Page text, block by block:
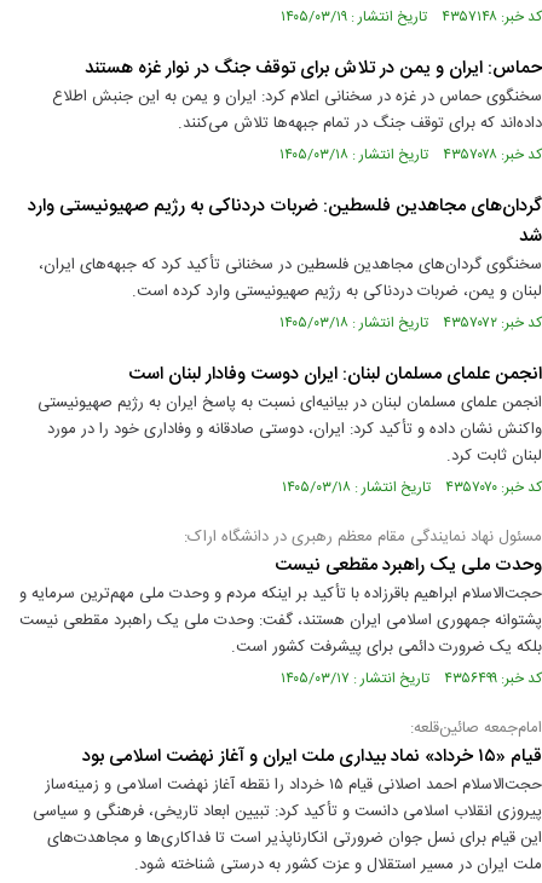
کد خبر: ۴۳۵۷۱۴۸ تاریخ انتشار : ۱۴۰۵/۰۳/۱۹
حماس: ایران و یمن در تلاش برای توقف جنگ در نوار غزه هستند
سخنگوی حماس در غزه در سخنانی اعلام کرد: ایران و یمن به این جنبش اطلاع‌
داده‌اند که برای توقف جنگ در تمام جبهه‌ها تلاش می‌کنند.
کد خبر: ۴۳۵۷۰۷۸ تاریخ انتشار : ۱۴۰۵/۰۳/۱۸
گردان‌های مجاهدین فلسطین: ضربات دردناکی به رژیم صهیونیستی وارد
شد
سخنگوی گردان‌های مجاهدین فلسطین در سخنانی تأکید کرد که جبهه‌های ایران،
لبنان و یمن، ضربات دردناکی به رژیم صهیونیستی وارد کرده است.
کد خبر: ۴۳۵۷۰۷۲ تاریخ انتشار : ۱۴۰۵/۰۳/۱۸
انجمن علمای مسلمان لبنان: ایران دوست وفادار لبنان است
انجمن علمای مسلمان لبنان در بیانیه‌ای نسبت به پاسخ ایران به رژیم صهیونیستی
واکنش نشان داده و تأکید کرد: ایران، دوستی صادقانه و وفاداری خود را در مورد
لبنان ثابت کرد.
کد خبر: ۴۳۵۷۰۷۰ تاریخ انتشار : ۱۴۰۵/۰۳/۱۸
مسئول نهاد نمایندگی مقام معظم رهبری در دانشگاه اراک:
وحدت ملی یک راهبرد مقطعی نیست
حجت‌الاسلام ابراهیم باقرزاده با تأکید بر اینکه مردم و وحدت ملی مهم‌ترین سرمایه و
پشتوانه جمهوری اسلامی ایران هستند، گفت: وحدت ملی یک راهبرد مقطعی نیست
بلکه یک ضرورت دائمی برای پیشرفت کشور است.
کد خبر: ۴۳۵۶۴۹۹ تاریخ انتشار : ۱۴۰۵/۰۳/۱۷
امام‌جمعه صائین‌قلعه:
قیام «۱۵ خرداد» نماد بیداری ملت ایران و آغاز نهضت اسلامی بود
حجت‌الاسلام احمد اصلانی قیام ۱۵ خرداد را نقطه آغاز نهضت اسلامی و زمینه‌ساز
پیروزی انقلاب اسلامی دانست و تأکید کرد: تبیین ابعاد تاریخی، فرهنگی و سیاسی
این قیام برای نسل جوان ضرورتی انکارناپذیر است تا فداکاری‌ها و مجاهدت‌های
ملت ایران در مسیر استقلال و عزت کشور به درستی شناخته شود.